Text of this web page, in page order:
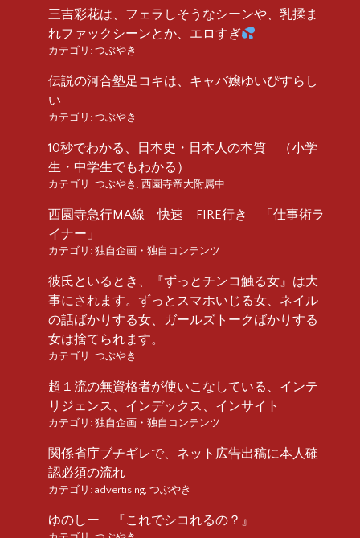
三吉彩花は、フェラしそうなシーンや、乳揉ま
れファックシーンとか、エロすぎ
カテゴリ: つぶやき
伝説の河合塾足コキは、キャバ嬢ゆいぴすらし
い
カテゴリ: つぶやき
10秒でわかる、日本史・日本人の本質 （小学
生・中学生でもわかる）
カテゴリ: つぶやき , 西園寺帝大附属中
西園寺急行MA線 快速 FIRE行き 「仕事術ラ
イナー」
カテゴリ: 独自企画・独自コンテンツ
彼氏といるとき、『ずっとチンコ触る女』は大
事にされます。ずっとスマホいじる女、ネイル
の話ばかりする女、ガールズトークばかりする
女は捨てられます。
カテゴリ: つぶやき
超１流の無資格者が使いこなしている、インテ
リジェンス、インデックス、インサイト
カテゴリ: 独自企画・独自コンテンツ
関係省庁ブチギレで、ネット広告出稿に本人確
認必須の流れ
カテゴリ: advertising, つぶやき
ゆのしー 『これでシコれるの？』